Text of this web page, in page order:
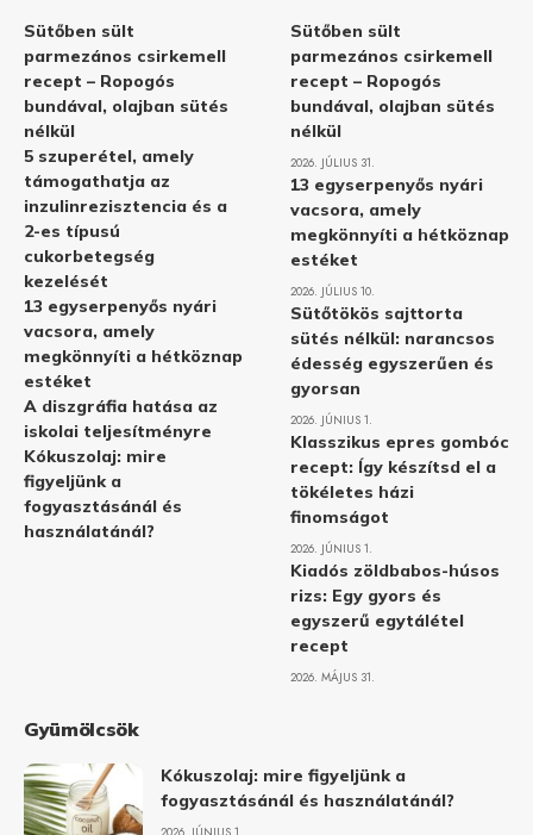
Sütőben sült
parmezános csirkemell
recept – Ropogós
bundával, olajban sütés
nélkül
5 szuperétel, amely
támogathatja az
inzulinrezisztencia és a
2-es típusú
cukorbetegség
kezelését
13 egyserpenyős nyári
vacsora, amely
megkönnyíti a hétköznap
estéket
A diszgráfia hatása az
iskolai teljesítményre
Kókuszolaj: mire
figyeljünk a
fogyasztásánál és
használatánál?
Sütőben sült
parmezános csirkemell
recept – Ropogós
bundával, olajban sütés
nélkül
2026. JÚLIUS 31.
13 egyserpenyős nyári
vacsora, amely
megkönnyíti a hétköznap
estéket
2026. JÚLIUS 10.
Sütőtökös sajttorta
sütés nélkül: narancsos
édesség egyszerűen és
gyorsan
2026. JÚNIUS 1.
Klasszikus epres gombóc
recept: Így készítsd el a
tökéletes házi
finomságot
2026. JÚNIUS 1.
Kiadós zöldbabos-húsos
rizs: Egy gyors és
egyszerű egytálétel
recept
2026. MÁJUS 31.
Gyümölcsök
Kókuszolaj: mire figyeljünk a
fogyasztásánál és használatánál?